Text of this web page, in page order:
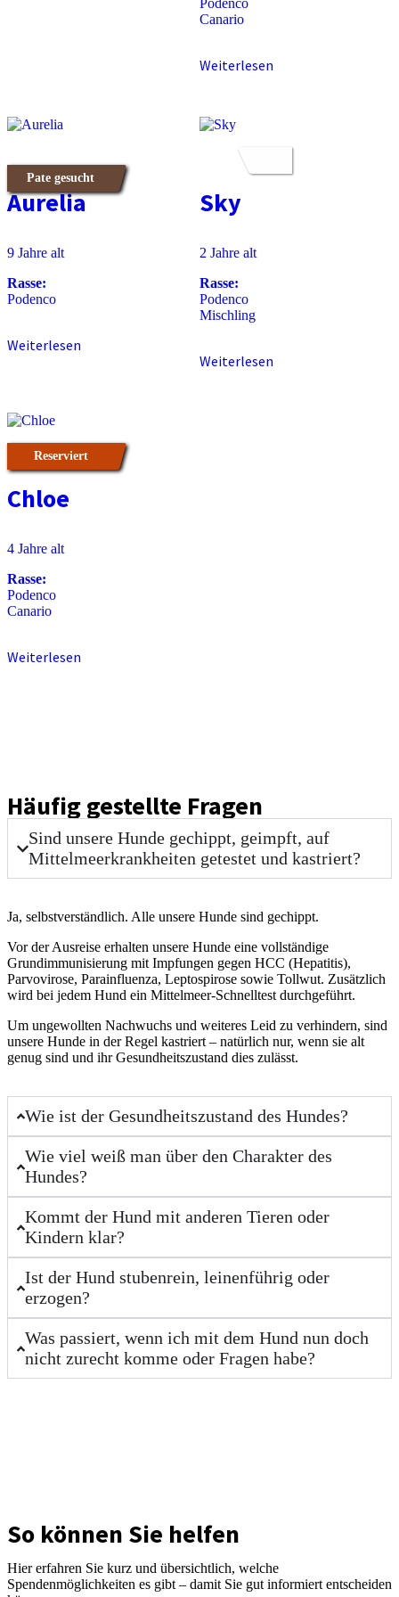
Canario
Weiterlesen
Pate gesucht
Aurelia
9 Jahre alt
Rasse:
Podenco
Weiterlesen
Sky
2 Jahre alt
Rasse:
Podenco
Mischling
Weiterlesen
Reserviert
Chloe
4 Jahre alt
Rasse:
Podenco
Canario
Weiterlesen
Häufig gestellte Fragen
Sind unsere Hunde gechippt, geimpft, auf
Mittelmeerkrankheiten getestet und kastriert?
Ja, selbstverständlich. Alle unsere Hunde sind gechippt.
Vor der Ausreise erhalten unsere Hunde eine vollständige
Grundimmunisierung mit Impfungen gegen HCC (Hepatitis),
Parvovirose, Parainfluenza, Leptospirose sowie Tollwut. Zusätzlich
wird bei jedem Hund ein Mittelmeer-Schnelltest durchgeführt.
Um ungewollten Nachwuchs und weiteres Leid zu verhindern, sind
unsere Hunde in der Regel kastriert – natürlich nur, wenn sie alt
genug sind und ihr Gesundheitszustand dies zulässt.
Wie ist der Gesundheitszustand des Hundes?
Wie viel weiß man über den Charakter des
Hundes?
Kommt der Hund mit anderen Tieren oder
Kindern klar?
Ist der Hund stubenrein, leinenführig oder
erzogen?
Was passiert, wenn ich mit dem Hund nun doch
nicht zurecht komme oder Fragen habe?
So können Sie helfen
Hier erfahren Sie kurz und übersichtlich, welche
Spendenmöglichkeiten es gibt – damit Sie gut informiert entscheiden